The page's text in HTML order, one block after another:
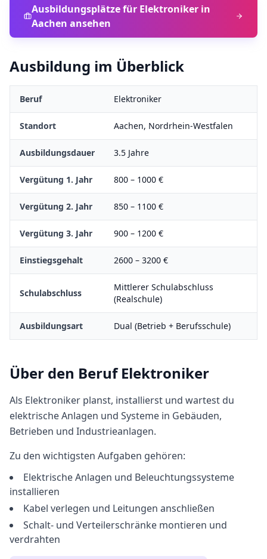
Ausbildungsplätze für Elektronikerin
Aachen ansehen
Ausbildung im Überblick
Beruf Elektroniker
Standort Aachen, Nordrhein-Westfalen
Ausbildungsdauer 3.5 Jahre
Vergütung 1. Jahr 800 – 1000 €
Vergütung 2. Jahr 850 – 1100 €
Vergütung 3. Jahr 900 – 1200 €
Einstiegsgehalt 2600 – 3200 €
Schulabschluss
Mittlerer Schulabschluss
(Realschule)
Ausbildungsart Dual (Betrieb + Berufsschule)
Über den BerufElektroniker
Als Elektroniker planst, installierst und wartest du
elektrische Anlagen und Systeme in Gebäuden,
Betrieben und Industrieanlagen.
Zu den wichtigsten Aufgaben gehören:
Elektrische Anlagen und Beleuchtungssysteme
installieren
Kabel verlegen und Leitungen anschließen
Schalt- und Verteilerschränke montieren und
verdrahten